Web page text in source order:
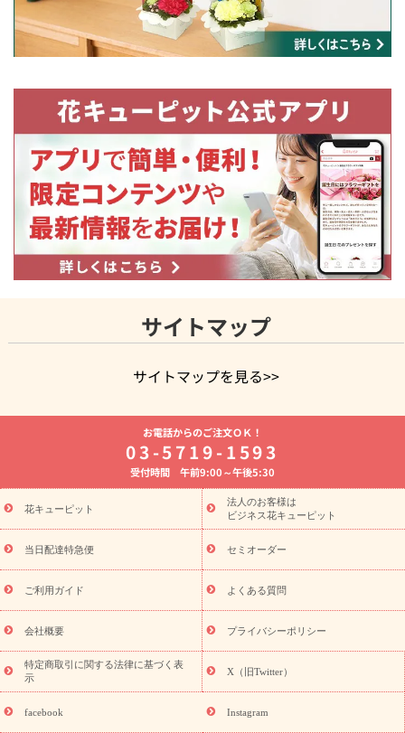
サイトマップ
サイトマップを見る>>
よく贈られる花
お祝いの花特集
誕生日フラワーギフト特集
8月の誕生花(トルコキキョウ)
開店・開業祝い
お供え・お悔やみ お供え・お悔やみの花
通夜・葬儀に贈る花 胡蝶蘭・花鉢
ーブドフラワー
季節のイベント
ひまわり ギフト・プレゼント
特集
お盆 花（新盆・初盆） 季節のイベント
お盆 花（新
盆・初盆）
お盆 花（新盆・初盆）
お盆・お供え 花とセットギ
フト
お盆・お供え プリザーブドフラワー
ひまわり ギフト・プ
レゼント特集
夏の花贈り・お中元・暑中見舞い 花のギフト特集
敬老の日におくる花ギフト・プレゼント特集
花ギフト・プレゼント特集
敬老の日 花のおすすめランキング
敬
老の日 花鉢植えのギフト・プレゼント特集
敬老の日 花とセットギ
フト・プレゼント特集
敬老の日の花 全てのギフト一覧
キャン
ペーン
映画『ウォーターガーディアンズ』コラボキャンペーン
「きょう誕生日なんです」キャンペーン
誕生日の花を探す
誕生日フラワーギフト 誕生日フラワーギフト特集
お電話からのご注文ＯＫ！
03-5719-1593
受付時間 午前9:00～午後5:30
花キューピット
法人のお客様は
ビジネス花キューピット
当日配達特急便 セミオーダー
ご利用ガイド よくある質問
会社概要 プライバシーポリシー
特定商取引に関する法律に基づく表
示
X（旧Twitter）
facebook Instagram